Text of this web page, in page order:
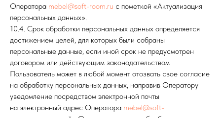
Оператора mebel@soft-room.ru c пометкой «Актуализация
персональных данных».
10.4. Срок обработки персональных данных определяется
достижением целей, для которых были собраны
персональные данные, если иной срок не предусмотрен
договором или действующим законодательством
Пользователь может в любой момент отозвать свое согласие
на обработку персональных данных, направив Оператору
уведомление посредством электронной почты
на электронный адрес Оператора mebel@soft-